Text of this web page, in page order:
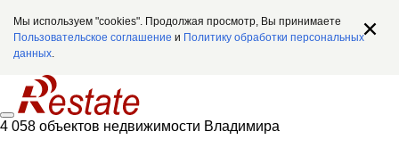
Мы используем "cookies". Продолжая просмотр, Вы принимаете
Пользовательское соглашение и Политику обработки персональных
данных.
4 058 объектов недвижимости Владимира